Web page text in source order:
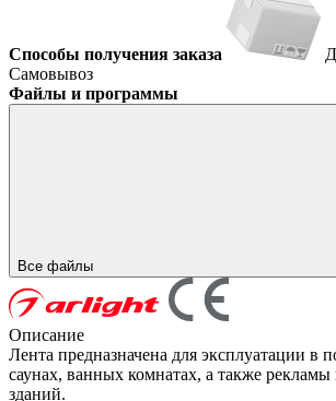
Способы получения заказа
Самовывоз
Файлы и программы
Все файлы
Описание
Лента предназначена для эксплуатации в
саунах, ванных комнатах, а также
зданий.